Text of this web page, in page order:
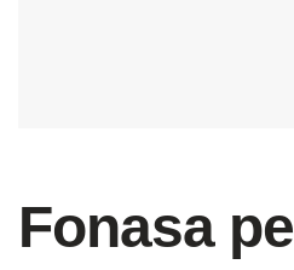
Fonasa